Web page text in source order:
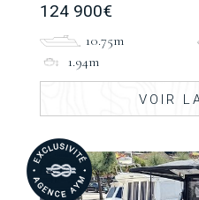
124 900€
10.75m
1.94m
VOIR